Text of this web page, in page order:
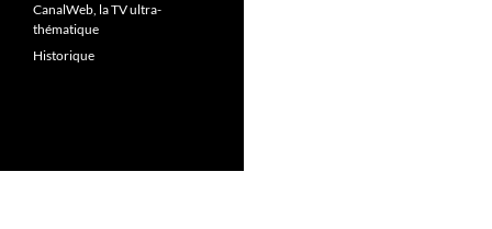
CanalWeb, la TV ultra-
thématique
Historique